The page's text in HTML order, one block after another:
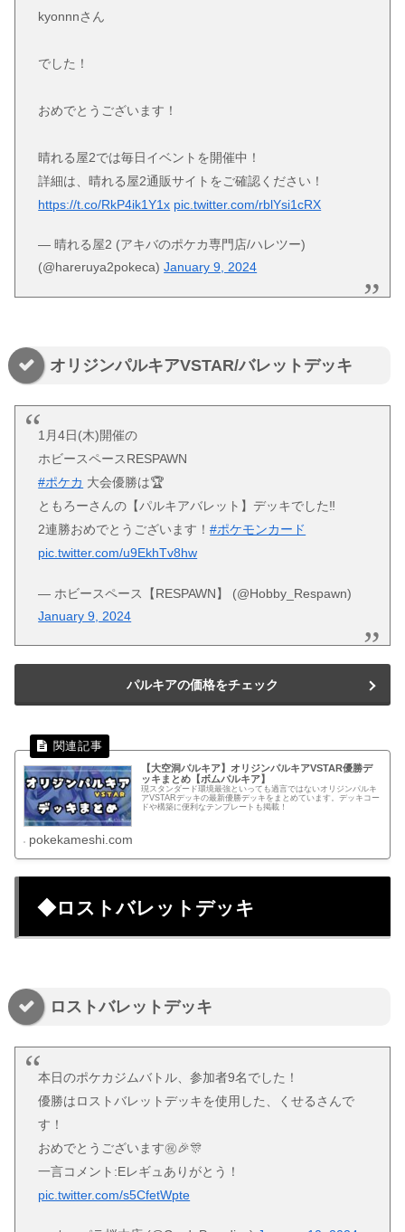
kyonnnさん
でした！
おめでとうございます！
晴れる屋2では毎日イベントを開催中！
詳細は、晴れる屋2通販サイトをご確認ください！
https://t.co/RkP4ik1Y1x pic.twitter.com/rblYsi1cRX
— 晴れる屋2 (アキバのポケカ専門店/ハレツー)
(@hareruya2pokeca)January 9, 2024
オリジンパルキアVSTAR/バレットデッキ
1月4日(木)開催の
ホビースペースRESPAWN
#ポケカ 大会優勝は🏆
ともろーさんの【パルキアバレット】デッキでした‼️
2連勝おめでとうございます！#ポケモンカード
pic.twitter.com/u9EkhTv8hw
— ホビースペース【RESPAWN】 (@Hobby_Respawn)
January 9, 2024
パルキアの価格をチェック
【大空洞パルキア】オリジンパルキアVSTAR優勝デ
ッキまとめ【ボムパルキア】
現スタンダード環境最強といっても過言ではないオリジンパルキ
アVSTARデッキの最新優勝デッキをまとめています。デッキコー
ドや構築に便利なテンプレートも掲載！
pokekameshi.com
◆ロストバレットデッキ
ロストバレットデッキ
本日のポケカジムバトル、参加者9名でした！
優勝はロストバレットデッキを使用した、くせるさんで
す！
おめでとうございます㊗️🎉🎊
一言コメント:Eレギュありがとう！
pic.twitter.com/s5CfetWpte